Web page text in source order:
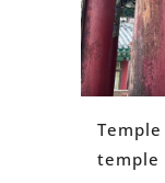
temple